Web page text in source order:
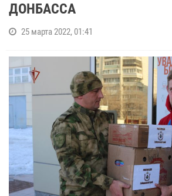
ДОНБАССА
25 марта 2022, 01:41